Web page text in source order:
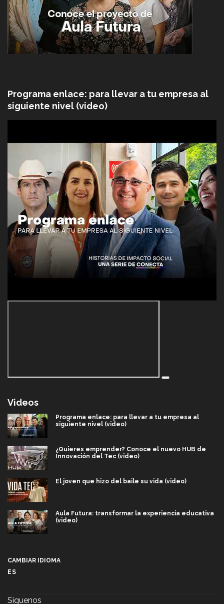
Programa enlace: para llevar a tu empresa al
siguiente nivel (video)
Videos
Programa enlace: para llevar a tu empresa al
siguiente nivel (video)
¿Quieres emprender? Conoce el nuevo HUB de
Innovación del Tec (video)
El joven que hizo del baile su vida (video)
Aula Futura: transformar la experiencia educativa
(video)
CAMBIAR IDIOMA
ES
Síguenos